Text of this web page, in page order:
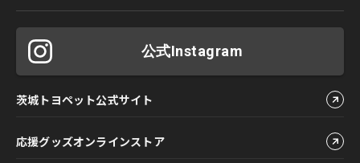
公式Instagram
茨城トヨペット公式サイト
応援グッズオンラインストア